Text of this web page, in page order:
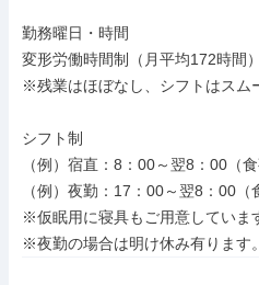
勤務曜日・時間
変形労働時間制（月平均172時間）
※残業はほぼなし、シフトはスム
シフト制
（例）宿直：8：00～翌8：00（
（例）夜勤：17：00～翌8：00（
※仮眠用に寝具もご用意していま
※夜勤の場合は明け休み有ります。